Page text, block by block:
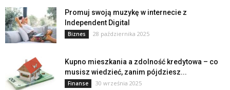
Promuj swoją muzykę w internecie z
Independent Digital
Biznes 28 października 2025
Kupno mieszkania a zdolność kredytowa – co
musisz wiedzieć, zanim pójdziesz...
Finanse 30 września 2025